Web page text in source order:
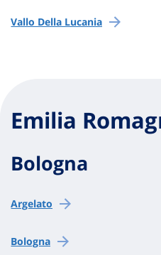
Vallo Della Lucania
Emilia
Bologna
Argelato
Bologna